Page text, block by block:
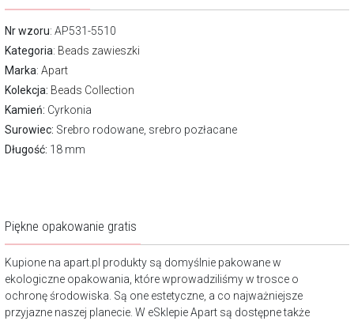
Nr wzoru: AP531-5510
Kategoria: Beads zawieszki
Marka: Apart
Kolekcja: Beads Collection
Kamień: Cyrkonia
Surowiec: Srebro rodowane, srebro pozłacane
Długość: 18 mm
Piękne opakowanie gratis
Kupione na apart.pl produkty są domyślnie pakowane w
ekologiczne opakowania, które wprowadziliśmy w trosce o
ochronę środowiska. Są one estetyczne, a co najważniejsze
przyjazne naszej planecie. W eSklepie Apart są dostępne także